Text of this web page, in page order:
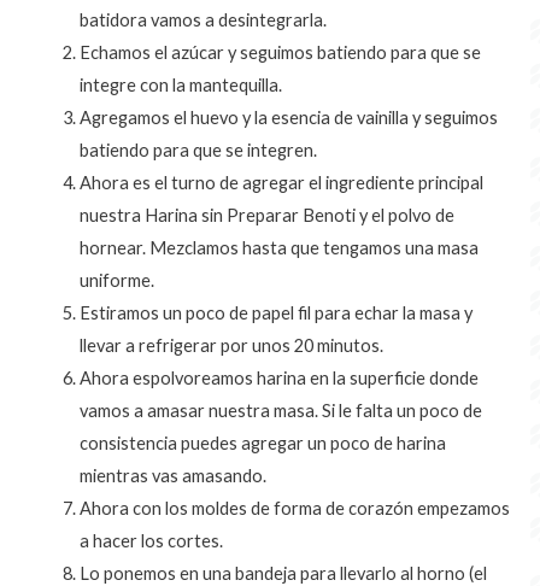
batidora vamos a desintegrarla.
Echamos el azúcar y seguimos batiendo para que se
integre con la mantequilla.
Agregamos el huevo y la esencia de vainilla y seguimos
batiendo para que se integren.
Ahora es el turno de agregar el ingrediente principal
nuestra Harina sin Preparar Benoti y el polvo de
hornear. Mezclamos hasta que tengamos una masa
uniforme.
Estiramos un poco de papel fil para echar la masa y
llevar a refrigerar por unos 20 minutos.
Ahora espolvoreamos harina en la superficie donde
vamos a amasar nuestra masa. Si le falta un poco de
consistencia puedes agregar un poco de harina
mientras vas amasando.
Ahora con los moldes de forma de corazón empezamos
a hacer los cortes.
Lo ponemos en una bandeja para llevarlo al horno (el